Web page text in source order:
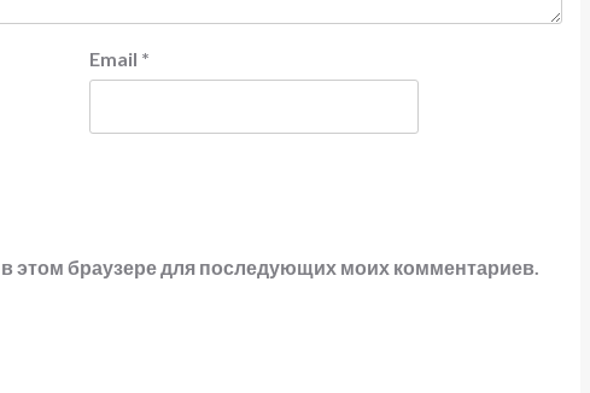
Email *
этом браузере для последующих моих комментариев.